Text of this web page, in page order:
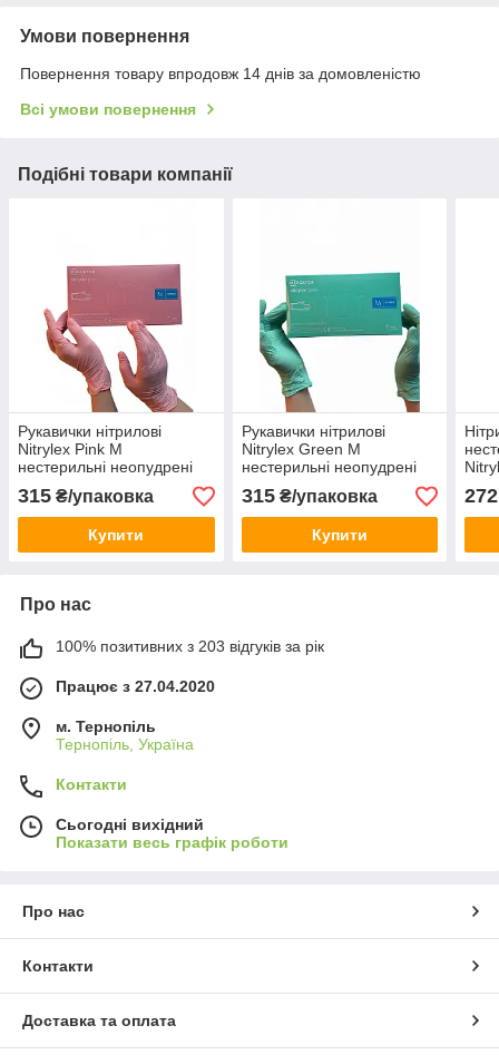
Умови повернення
Повернення товару впродовж 14 днів за домовленістю
Всі умови повернення
Подібні товари компанії
Рукавички нітрилові
Nitrylex Pink М
нестерильні неопудрені
(50 пар/уп) рожеві
315 ₴/упаковка
Купити
Рукавички нітрилові
Nitrylex Green М
нестерильні неопудрені
(50 пар/уп) зелені
315₴/упаковка
Купити
сині
272
Про нас
100% позитивних з 203 відгуків за рік
Працює з 27.04.2020
м. Тернопіль
Тернопіль, Україна
Контакти
Сьогодні вихідний
Показати весь графік роботи
Про нас
Контакти
Доставка та оплата